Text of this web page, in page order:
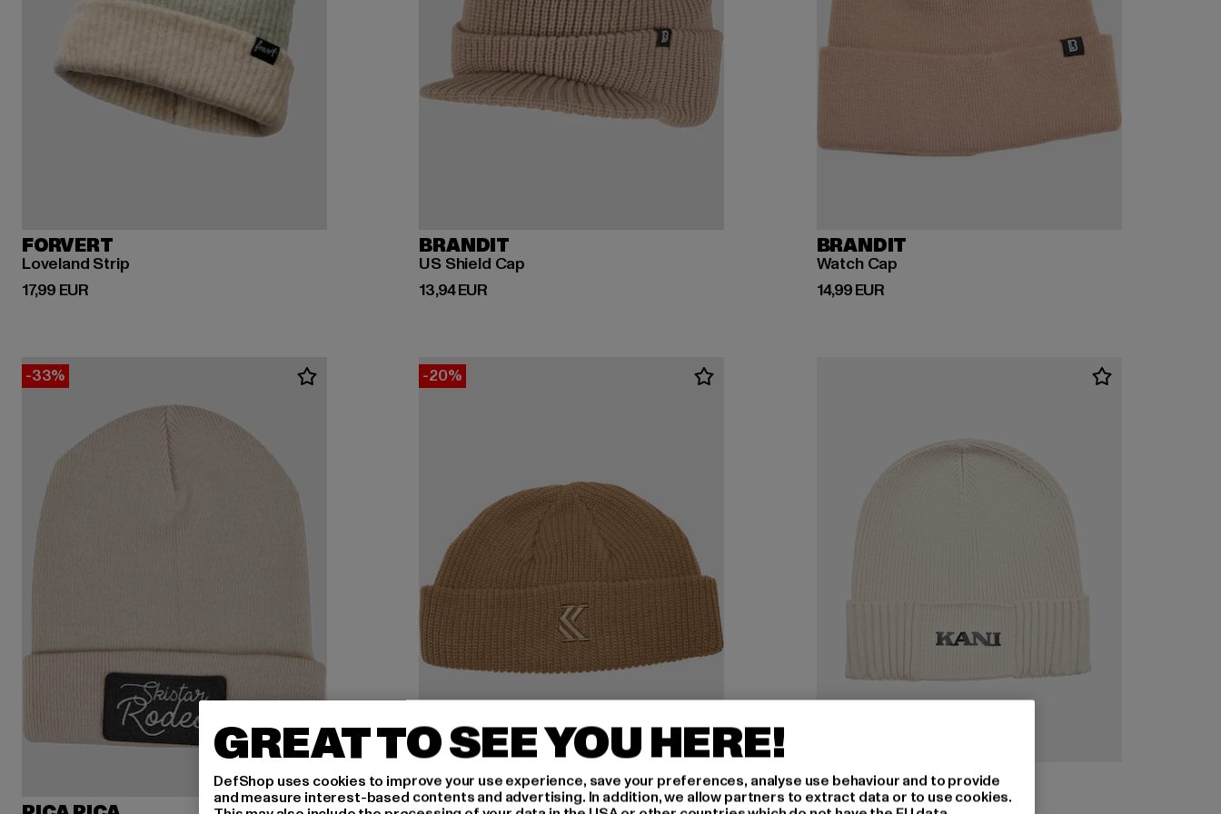
FORVERT
Loveland Strip
17,99 EUR
Derzeitiger Preis: 17,99 EUR
BRANDIT
US Shield Cap
13,94 EUR
Derzeitiger Preis: 13,94 EUR
BRANDIT
Watch Cap
14,99 EUR
Derzeitiger Preis: 14,99 EUR
-33% -20%
KARL KANI
Kani Retro
GREAT TO SEE YOU HERE!
DefShop uses cookies to improve your use experience, save your preferences, analyse use behaviour and to provide
and measure interest-based contents and advertising. In addition, we allow partners to extract data or to use cookies.